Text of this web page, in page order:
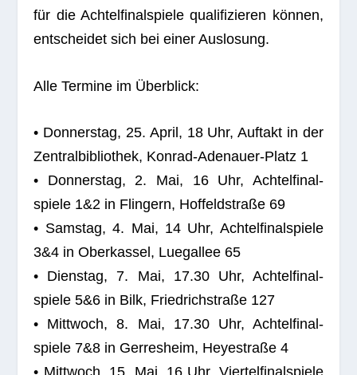
für die Ach­tel­fi­nal­spiele qua­li­fi­zie­ren kön­nen,
ent­schei­det sich bei einer Auslosung.
Alle Ter­mine im Überblick:
• Don­ners­tag, 25. April, 18 Uhr, Auf­takt in der
Zen­tral­bi­blio­thek, Kon­rad-Ade­nauer-Platz 1
• Don­ners­tag, 2. Mai, 16 Uhr, Ach­tel­fi­nal­
spiele 1&2 in Flin­gern, Hof­feld­straße 69
• Sams­tag, 4. Mai, 14 Uhr, Ach­tel­fi­nal­spiele
3&4 in Ober­kas­sel, Lue­g­al­lee 65
• Diens­tag, 7. Mai, 17.30 Uhr, Ach­tel­fi­nal­
spiele 5&6 in Bilk, Fried­rich­straße 127
• Mitt­woch, 8. Mai, 17.30 Uhr, Ach­tel­fi­nal­
spiele 7&8 in Ger­res­heim, Heye­straße 4